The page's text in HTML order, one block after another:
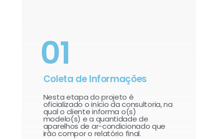
01
Coleta de Informações
Nesta etapa do projeto é
oficializado o início da consultoria, na
qual o cliente informa o(s)
modelo(s) e a quantidade de
aparelhos de ar-condicionado que
irão compor o relatório final.​